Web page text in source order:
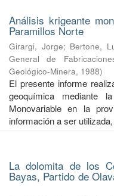
Análisis krigeante
Paramillos Norte
Girargi, Jorge; Bertone,
General de
Geológico-Minera, 1988)
El presente informe
geoquímica mediante
Monovariable en la
información a ser
La dolomita de los
Bayas, Partido de